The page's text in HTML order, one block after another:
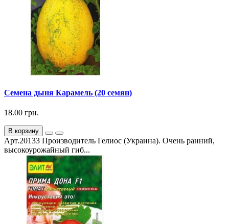
Семена дыня Карамель (20 семян)
18.00 грн.
В корзину
Арт.20133 Производитель Гелиос (Украина). Очень ранний,
высокоурожайный гиб...